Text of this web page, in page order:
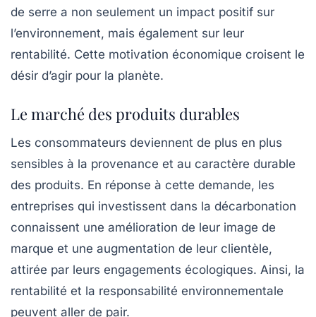
de serre a non seulement un impact positif sur
l’environnement, mais également sur leur
rentabilité. Cette motivation économique croisent le
désir d’agir pour la planète.
Le marché des produits durables
Les consommateurs deviennent de plus en plus
sensibles à la provenance et au caractère durable
des produits. En réponse à cette demande, les
entreprises qui investissent dans la décarbonation
connaissent une amélioration de leur image de
marque et une augmentation de leur clientèle,
attirée par leurs engagements écologiques. Ainsi, la
rentabilité et la responsabilité environnementale
peuvent aller de pair.